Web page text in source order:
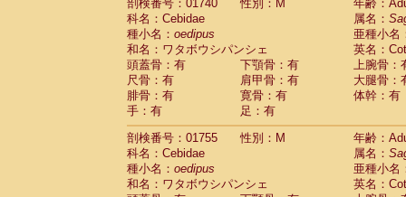
(0)
Cercopithecidae Colobus polykomos
Cercopithecidae Piliocolobus badius
Cercopithecidae Kasi senex vetulus(0)
CercopithecidaeKasi senex
CercopithecidaeNasalis larvatus(0)
CercopithecidaePresbytes
CercopithecidaePygathrix nemaeus
CercopithecidaeSemnopithecus
Cercopithecidae
Trachypithecus
Cercopithecidae
Trachypithecus
Cercopithecidae
Trachypithecus
剖検番号：01740
性別：M
年齢：
科名：Cebidae
属名：
種小名： oedipus
亜種小名
和名：ワタボウシパンシェ
英名：
頭蓋骨：有
下顎骨：有
上腕骨：
尺骨：有
肩甲骨：有
大腿骨：
腓骨：有
寛骨：有
体幹：有
手：有
足：有
剖検番号：01755
性別：M
年齢：
科名：Cebidae
属名：
種小名： oedipus
亜種小名
和名：ワタボウシパンシェ
英名：